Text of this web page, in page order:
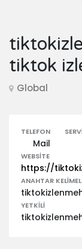
tiktok
Global
TELEFON
Mail
WEBSITE
https://
ANAHTAR
YETKILI